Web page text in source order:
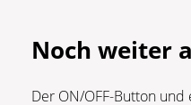
Noch weiter
Der ON/OFF-Button